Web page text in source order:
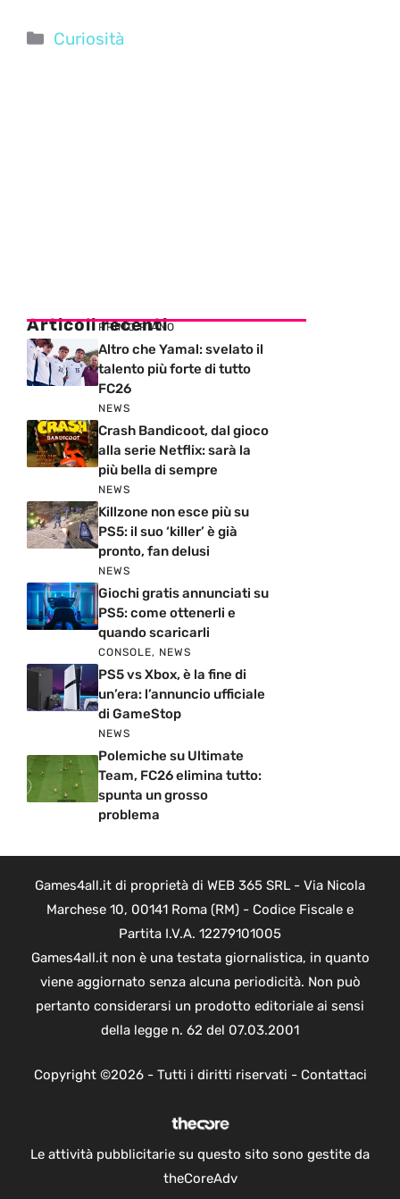
Categorie
Curiosità
Articoli recenti
PRIMO PIANO
Altro che Yamal: svelato il
talento più forte di tutto
FC26
NEWS
Crash Bandicoot, dal gioco
alla serie Netflix: sarà la
più bella di sempre
NEWS
Killzone non esce più su
PS5: il suo ‘killer’ è già
pronto, fan delusi
NEWS
Giochi gratis annunciati su
PS5: come ottenerli e
quando scaricarli
CONSOLE, NEWS
PS5 vs Xbox, è la fine di
un’era: l’annuncio ufficiale
di GameStop
NEWS
Polemiche su Ultimate
Team, FC26 elimina tutto:
spunta un grosso
problema
Games4all.it di proprietà di WEB 365 SRL - Via Nicola
Marchese 10, 00141 Roma (RM) - Codice Fiscale e
Partita I.V.A. 12279101005
Games4all.it non è una testata giornalistica, in quanto
viene aggiornato senza alcuna periodicità. Non può
pertanto considerarsi un prodotto editoriale ai sensi
della legge n. 62 del 07.03.2001
Copyright ©2026 - Tutti i diritti riservati - Contattaci
Le attività pubblicitarie su questo sito sono gestite da
theCoreAdv